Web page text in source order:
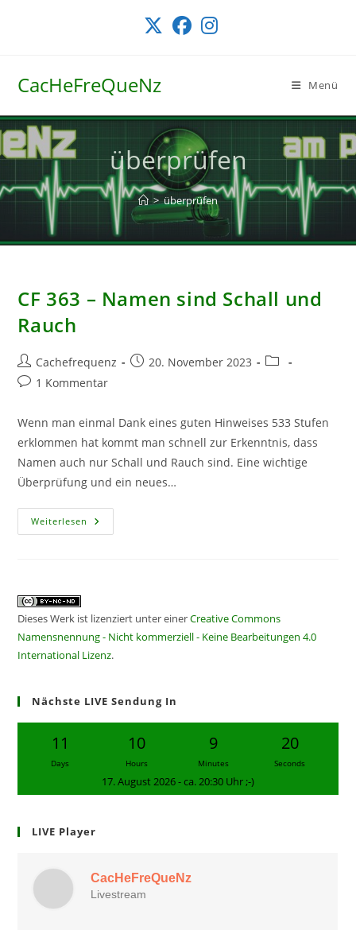
CacHeFreQueNz Menü
überprüfen
> überprüfen
CF 363 – Namen sind Schall und
Rauch
Beitrags-
Autor:
Cachefrequenz
Beitrag20. November 2023
Beitrags-
Beitrags-
1 Kommentar
Wenn man einmal Dank eines guten Hinweises 533 Stufen
erklommen hat kommt man schnell zur Erkenntnis, dass
Namen auch nur Schall und Rauch sind. Eine wichtige
Überprüfung und ein neues…
Weiterlesen CF
363
Dieses Werk ist lizenziert unter einerCreative Commons
Namensnennung - Nicht kommerziell - Keine Bearbeitungen 4.0
International Lizenz.
Nächste LIVE Sendung In
11
Days
10
Hours
9
Minutes
19
Seconds
17. August 2026 - ca. 20:30 Uhr ;-)
LIVE Player